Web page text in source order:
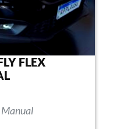
FLEX
Manual